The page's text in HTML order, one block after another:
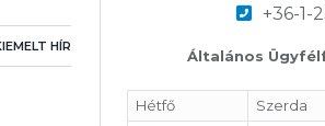
HÍR
+36-1-
Általános
Hétfő Szerda